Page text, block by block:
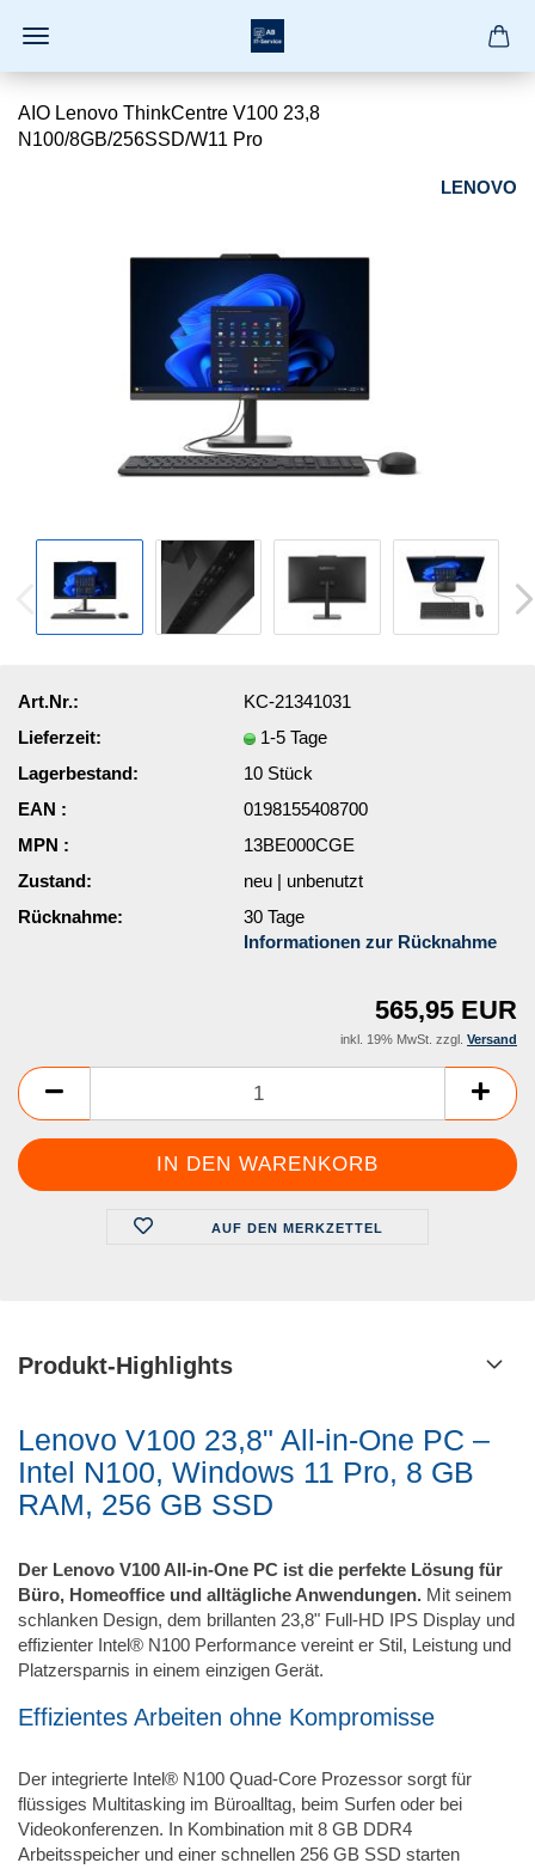
AIO Lenovo ThinkCentre V100 23,8
N100/8GB/256SSD/W11 Pro
LENOVO
Art.Nr.:
KC-21341031
Lieferzeit:
1-5 Tage
Lagerbestand:
10 Stück
EAN :
0198155408700
MPN :
13BE000CGE
Zustand:
neu | unbenutzt
Rücknahme:
30 Tage
Informationen zur Rücknahme
565,95 EUR
inkl. 19% MwSt. zzgl. Versand
AUF DEN MERKZETTEL
Produkt-Highlights
Lenovo V100 23,8" All-in-One PC –
Intel N100, Windows 11 Pro, 8 GB
RAM, 256 GB SSD
Der Lenovo V100 All-in-One PC ist die perfekte Lösung für
Büro, Homeoffice und alltägliche Anwendungen. Mit seinem
schlanken Design, dem brillanten 23,8" Full-HD IPS Display und
effizienter Intel® N100 Performance vereint er Stil, Leistung und
Platzersparnis in einem einzigen Gerät.
Effizientes Arbeiten ohne Kompromisse
Der integrierte Intel® N100 Quad-Core Prozessor sorgt für
flüssiges Multitasking im Büroalltag, beim Surfen oder bei
Videokonferenzen. In Kombination mit 8 GB DDR4
Arbeitsspeicher und einer schnellen 256 GB SSD starten